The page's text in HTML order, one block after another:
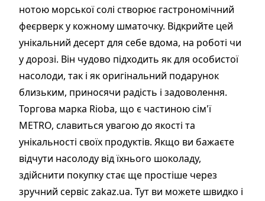
нотою морської солі створює гастрономічний
феєрверк у кожному шматочку. Відкрийте цей
унікальний десерт для себе вдома, на роботі чи
у дорозі. Він чудово підходить як для особистої
насолоди, так і як оригінальний подарунок
близьким, приносячи радість і задоволення.
Торгова марка Rioba, що є частиною сім'ї
METRO, славиться увагою до якості та
унікальності своїх продуктів. Якщо ви бажаєте
відчути насолоду від їхнього шоколаду,
здійснити покупку стає ще простіше через
зручний сервіс zakaz.ua. Тут ви можете швидко і